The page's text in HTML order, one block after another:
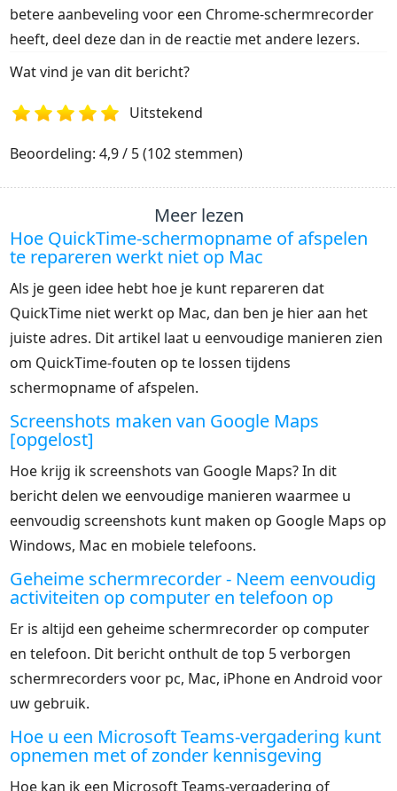
betere aanbeveling voor een Chrome-schermrecorder
heeft, deel deze dan in de reactie met andere lezers.
Wat vind je van dit bericht?
1 3 5
Uitstekend
Beoordeling: 4,9 / 5 (102 stemmen)
Meer lezen
Hoe QuickTime-schermopname of afspelen
te repareren werkt niet op Mac
Als je geen idee hebt hoe je kunt repareren dat
QuickTime niet werkt op Mac, dan ben je hier aan het
juiste adres. Dit artikel laat u eenvoudige manieren zien
om QuickTime-fouten op te lossen tijdens
schermopname of afspelen.
Screenshots maken van Google Maps
[opgelost]
Hoe krijg ik screenshots van Google Maps? In dit
bericht delen we eenvoudige manieren waarmee u
eenvoudig screenshots kunt maken op Google Maps op
Windows, Mac en mobiele telefoons.
Geheime schermrecorder - Neem eenvoudig
activiteiten op computer en telefoon op
Er is altijd een geheime schermrecorder op computer
en telefoon. Dit bericht onthult de top 5 verborgen
schermrecorders voor pc, Mac, iPhone en Android voor
uw gebruik.
Hoe u een Microsoft Teams-vergadering kunt
opnemen met of zonder kennisgeving
Hoe kan ik een Microsoft Teams-vergadering of